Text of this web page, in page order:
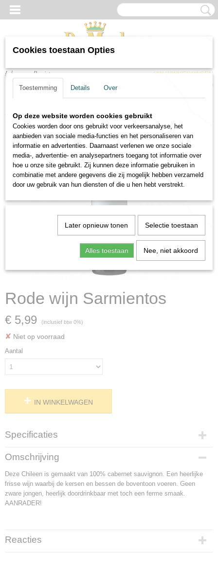
Inloggen Registreren
UW WINKELWAGEN
(0)
Home > > Rode wijnen Rode wijn Sarmientos
Rode wijn Sarmientos
€ 5,99 (inclusief btw 0%)
✘ Niet op voorraad
Aantal
IN WINKELWAGEN
Specificaties
Productcode
28
Omschrijving
Deze Chileen is gemaakt van 100% cabernet sauvignon. Een heerlijke
frisse wijn waarbij de kersen en bessen de boventoon voeren. Geen
zware jongen, heerlijk doordrinkbaar met toch een ferme smaak.
AANRADER!
Reacties
Cookies toestaan Opties
Toestemming Details Over
Op deze website worden cookies gebruikt
Cookies worden door ons gebruikt voor verkeersanalyse, het
aanbieden van sociale media-functies en het personaliseren van
informatie en advertenties. Daarnaast verlenen we onze sociale
media-, advertentie- en analysepartners toegang tot informatie over
hoe u onze site gebruikt. Zij kunnen deze informatie gebruiken in
combinatie met andere gegevens die zij mogelijk hebben verzameld
door uw gebruik van hun diensten of die u hen hebt verstrekt.
Later opnieuw tonen Selectie toestaan
Alles toestaan Nee, niet akkoord